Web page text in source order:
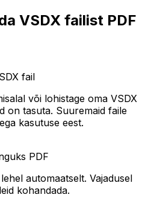
VSDX failist PDF
fail
või lohistage oma VSDX
on tasuta. Suuremaid faile
kasutuse eest.
PDF
automaatselt. Vajadusel
kohandada.